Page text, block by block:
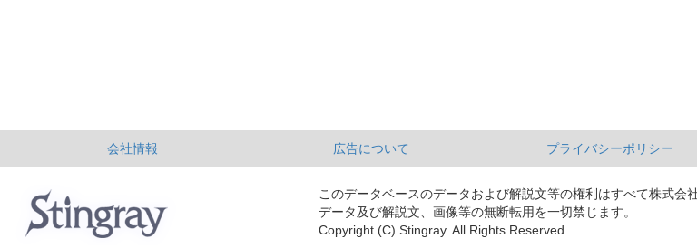
会社情報 広告について プライバシーポリシー
このデータベースのデータおよび解説文等の権利はすべて株式会
データ及び解説文、画像等の無断転用を一切禁じます。
Copyright (C) Stingray. All Rights Reserved.